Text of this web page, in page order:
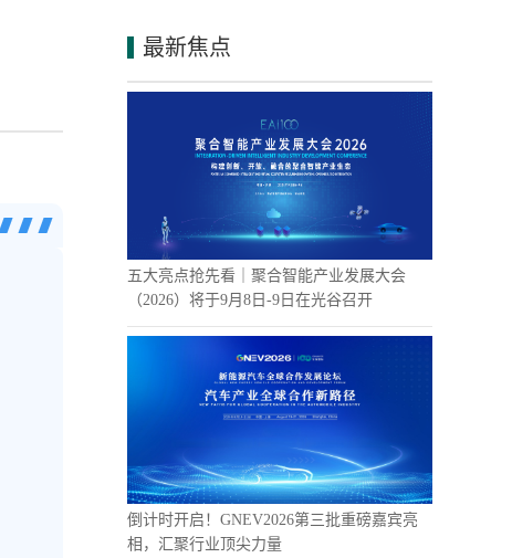
最新焦点
五大亮点抢先看｜聚合智能产业发展大会
（2026）将于9月8日-9日在光谷召开
倒计时开启！GNEV2026第三批重磅嘉宾亮
相，汇聚行业顶尖力量